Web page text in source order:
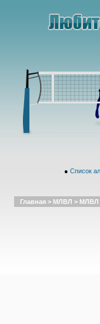
● Список
Главная > МЛВЛ > МЛВЛ